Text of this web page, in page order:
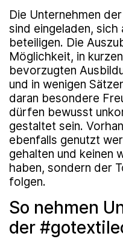
Die Unternehmen
sind eingeladen, sich
beteiligen. Die
Möglichkeit, in
bevorzugten
und in wenigen
daran besondere
dürfen bewusst
gestaltet sein.
ebenfalls genutzt
gehalten und keinen
haben, sondern der
folgen.
So nehmen
der